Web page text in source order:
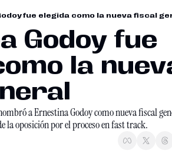
Entretenimiento🥤
fue elegida como la nueva fiscal
Godoy fue
la
a Ernestina Godoy como nueva fiscal
la oposición por el proceso en fast track.